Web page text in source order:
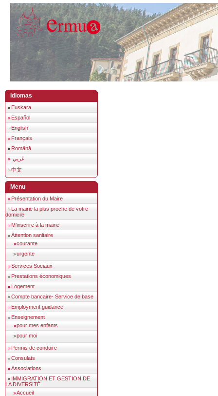
Idiomas
Euskara
Español
English
Français
Română
中文
Menu
Présentation du Maire
La mairie la plus proche de votre
domicile
M’inscrire à la mairie
Attention sanitaire
courante
urgente
Services Sociaux
Prestations économiques
Logement
Compte bancaire- Service de base
Employment guidance
Enseignement
pour mes enfants
pour moi
Permis de conduire
Consulats
Associations
IMMIGRATION ET GESTION DE
LA DIVERSITÉ
Accueil